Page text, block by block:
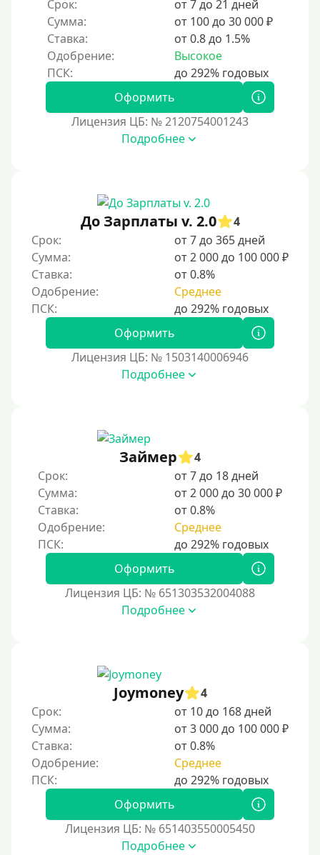
Авто без ПТС
Цель
На Новый Год
Чтобы улучшить кредитную историю, важно
регулярно погашать долги, избегать просрочек и
контролировать кредитный рейтинг. Также полезно
использовать кредитные продукты ответственно и
Для бизнеса
Документы
Без документов
По ИНН
По загранпаспорту
По паспорту
Без паспорта
По фото
Без фото
Без подтверждения дохода
Без справок и поручителей
С пролонгацией (продлением)
Под высокий процент
Без комиссии
В рассрочку
С ежемесячным платежом
Бесплатно
Под низкий процент
Срок:
от 7 до 21 дней
Сумма:
от 100 до 30 000 ₽
Ставка:
от 0.8 до 1.5%
Одобрение:
Высокое
Оформить
Лицензия ЦБ: № 2120754001243
Подробнее
До Зарплаты v. 2.0
4
Срок:
от 7 до 365 дней
Сумма:
от 2 000 до 100 000 ₽
Ставка:
от 0.8%
Одобрение:
Среднее
Оформить
Лицензия ЦБ: № 1503140006946
Подробнее
Займер
4
Срок:
от 7 до 18 дней
Сумма:
от 2 000 до 30 000 ₽
Ставка:
от 0.8%
Одобрение:
Среднее
Оформить
Лицензия ЦБ: № 651303532004088
Подробнее
Joymoney
4
Срок:
от 10 до 168 дней
Сумма:
от 3 000 до 100 000 ₽
Ставка:
от 0.8%
Одобрение:
Среднее
Оформить
Лицензия ЦБ: № 651403550005450
Подробнее